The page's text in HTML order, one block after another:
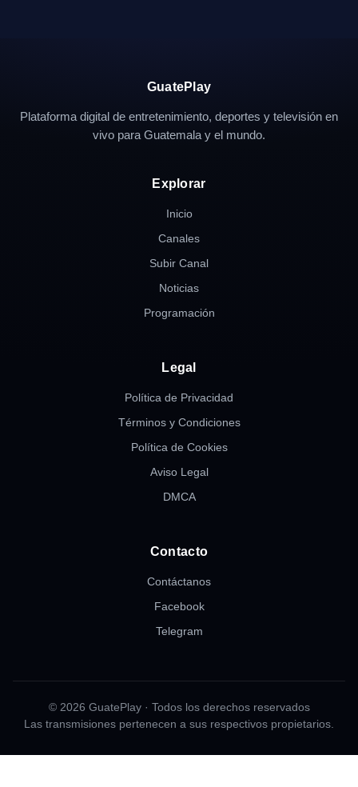
GuatePlay
Plataforma digital de entretenimiento, deportes y televisión en
vivo para Guatemala y el mundo.
Explorar
Inicio
Canales
Subir Canal
Noticias
Programación
Legal
Política de Privacidad
Términos y Condiciones
Política de Cookies
Aviso Legal
DMCA
Contacto
Contáctanos
Facebook
Telegram
© 2026 GuatePlay · Todos los derechos reservados
Las transmisiones pertenecen a sus respectivos propietarios.